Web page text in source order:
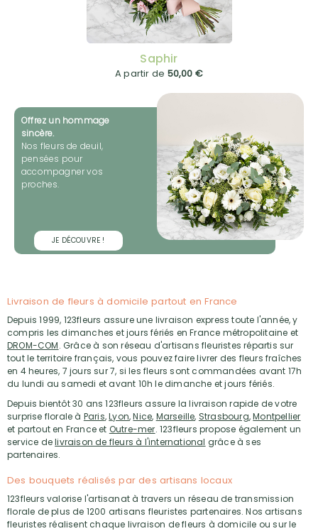
Saphir
A partir de 50,00 €
Offrez un hommage
sincère.
Nos fleurs de deuil,
pensées pour
accompagner vos
proches.
JE DÉCOUVRE !
Livraison de fleurs à domicile partout en France
Depuis 1999, 123fleurs assure une livraison express toute l'année, y
compris les dimanches et jours fériés en France métropolitaine et
DROM-COM. Grâce à son réseau d'artisans fleuristes répartis sur
tout le territoire français, vous pouvez faire livrer des fleurs fraîches
en 4 heures, 7 jours sur 7, si les fleurs sont commandées avant 17h
du lundi au samedi et avant 10h le dimanche et jours fériés.
Depuis bientôt 30 ans 123fleurs assure la livraison rapide de votre
surprise florale à Paris,Lyon,Nice, Marseille, Strasbourg,Montpellier
et partout en France et Outre-mer. 123fleurs propose également un
service delivraison de fleurs à l'international grâce à ses
partenaires.
Des bouquets réalisés par des artisans locaux
123fleurs valorise l'artisanat à travers un réseau de transmission
florale de plus de 1200 artisans fleuristes partenaires. Nos artisans
fleuristes réalisent chaque livraison de fleurs à domicile ou sur le